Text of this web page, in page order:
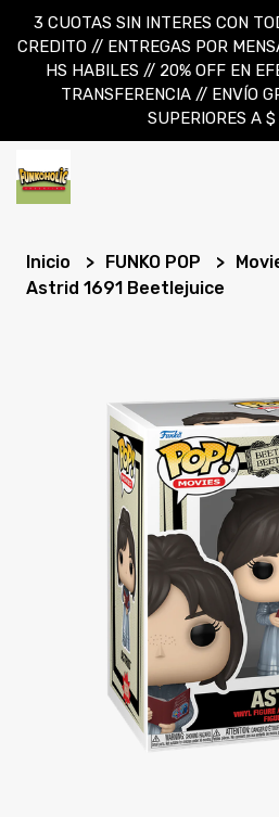
3 CUOTAS SIN INTERES CON
CREDITO // ENTREGAS POR
HS HABILES // 20% OFF EN
TRANSFERENCIA // ENVÍO
SUPERIORES A
Inicio FUNKO POP
Astrid 1691 Beetlejuice